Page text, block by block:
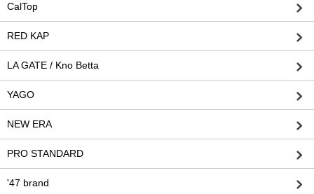
CalTop
RED KAP
LA GATE / Kno Betta
YAGO
NEW ERA
PRO STANDARD
'47 brand